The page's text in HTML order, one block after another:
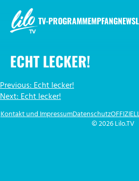
Inhalt
springen
TV-PROGRAMMEMPFANG
ECHT LECKER!
BEITRAGSNAVIGATION
Previous:Echt lecker!
Next:Echt lecker!
© 2026 Lilo.TV
Kontakt und ImpressumDatenschutz